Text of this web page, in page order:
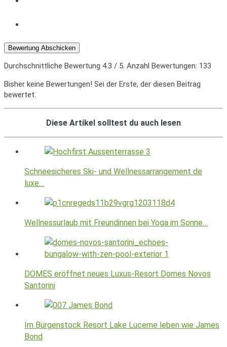
Bewertung Abschicken
Durchschnittliche Bewertung 4.3 / 5. Anzahl Bewertungen: 133
Bisher keine Bewertungen! Sei der Erste, der diesen Beitrag
bewertet.
Diese Artikel solltest du auch lesen
Schneesicheres Ski- und Wellnessarrangement de
luxe…
Wellnessurlaub mit Freundinnen bei Yoga im Sonne…
DOMES eröffnet neues Luxus-Resort Domes Novos
Santorini
Im Bürgenstock Resort Lake Lucerne leben wie James
Bond